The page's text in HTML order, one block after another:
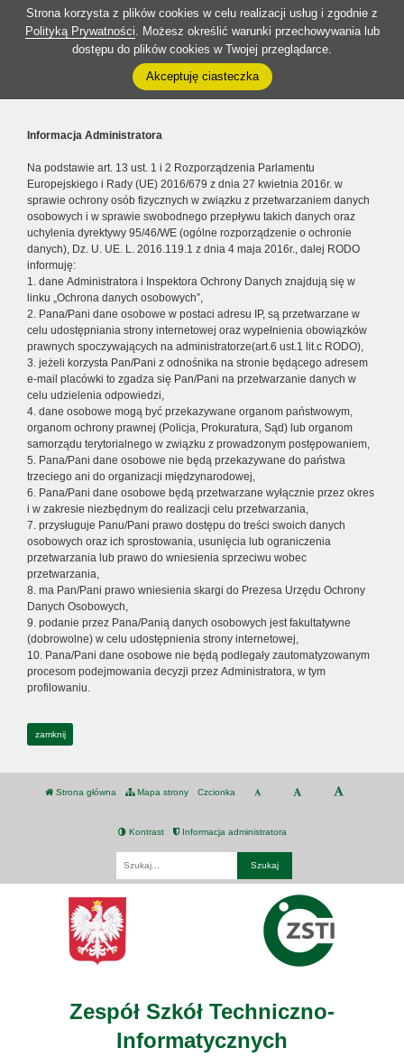
Strona korzysta z plików cookies w celu realizacji usług i zgodnie z
Polityką Prywatności. Możesz określić warunki przechowywania lub
dostępu do plików cookies w Twojej przeglądarce.
Akceptuję ciasteczka
Informacja Administratora
Na podstawie art. 13 ust. 1 i 2 Rozporządzenia Parlamentu
Europejskiego i Rady (UE) 2016/679 z dnia 27 kwietnia 2016r. w
sprawie ochrony osób fizycznych w związku z przetwarzaniem danych
osobowych i w sprawie swobodnego przepływu takich danych oraz
uchylenia dyrektywy 95/46/WE (ogólne rozporządzenie o ochronie
danych), Dz. U. UE. L. 2016.119.1 z dnia 4 maja 2016r., dalej RODO
informuję:
1. dane Administratora i Inspektora Ochrony Danych znajdują się w
linku „Ochrona danych osobowych”,
2. Pana/Pani dane osobowe w postaci adresu IP, są przetwarzane w
celu udostępniania strony internetowej oraz wypełnienia obowiązków
prawnych spoczywających na administratorze(art.6 ust.1 lit.c RODO),
3. jeżeli korzysta Pan/Pani z odnośnika na stronie będącego adresem
e-mail placówki to zgadza się Pan/Pani na przetwarzanie danych w
celu udzielenia odpowiedzi,
4. dane osobowe mogą być przekazywane organom państwowym,
organom ochrony prawnej (Policja, Prokuratura, Sąd) lub organom
samorządu terytorialnego w związku z prowadzonym postępowaniem,
5. Pana/Pani dane osobowe nie będą przekazywane do państwa
trzeciego ani do organizacji międzynarodowej,
6. Pana/Pani dane osobowe będą przetwarzane wyłącznie przez okres
i w zakresie niezbędnym do realizacji celu przetwarzania,
7. przysługuje Panu/Pani prawo dostępu do treści swoich danych
osobowych oraz ich sprostowania, usunięcia lub ograniczenia
przetwarzania lub prawo do wniesienia sprzeciwu wobec
przetwarzania,
8. ma Pan/Pani prawo wniesienia skargi do Prezesa Urzędu Ochrony
Danych Osobowych,
9. podanie przez Pana/Panią danych osobowych jest fakultatywne
(dobrowolne) w celu udostępnienia strony internetowej,
10. Pana/Pani dane osobowe nie będą podlegały zautomatyzowanym
procesom podejmowania decyzji przez Administratora, w tym
profilowaniu.
zamknij
Strona główna Mapa strony Czcionka
Kontrast Informacja administratora
Zespół Szkół Techniczno-
Informatycznych